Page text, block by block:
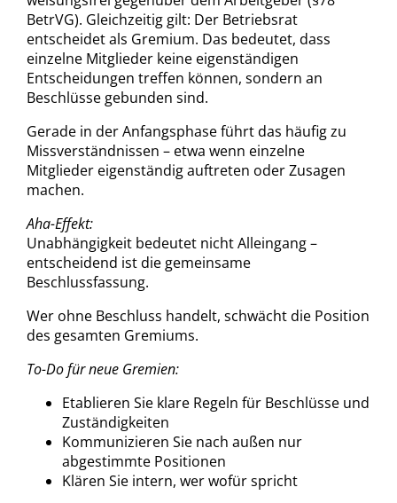
BetrVG). Gleichzeitig gilt: Der Betriebsrat
entscheidet als Gremium. Das bedeutet, dass
einzelne Mitglieder keine eigenständigen
Entscheidungen treffen können, sondern an
Beschlüsse gebunden sind.
Gerade in der Anfangsphase führt das häufig zu
Missverständnissen – etwa wenn einzelne
Mitglieder eigenständig auftreten oder Zusagen
machen.
Aha-Effekt:
Unabhängigkeit bedeutet nicht Alleingang –
entscheidend ist die gemeinsame
Beschlussfassung.
Wer ohne Beschluss handelt, schwächt die Position
des gesamten Gremiums.
To-Do für neue Gremien:
Etablieren Sie klare Regeln für Beschlüsse und
Zuständigkeiten
Kommunizieren Sie nach außen nur
abgestimmte Positionen
Klären Sie intern, wer wofür spricht